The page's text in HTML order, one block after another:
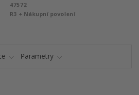
47572
R3 + Nákupní povolení
Parametry